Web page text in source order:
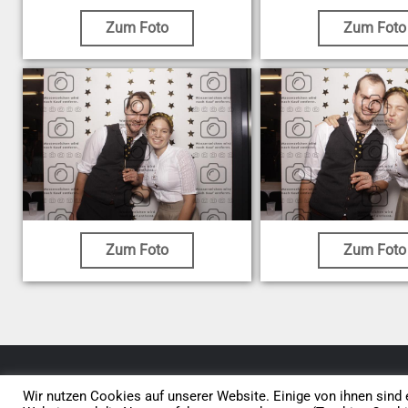
Zum Foto Zum Foto
Zum Foto Zum Foto
© 2026 • Elephants 5
Wir nutzen Cookies auf unserer Website. Einige von ihnen